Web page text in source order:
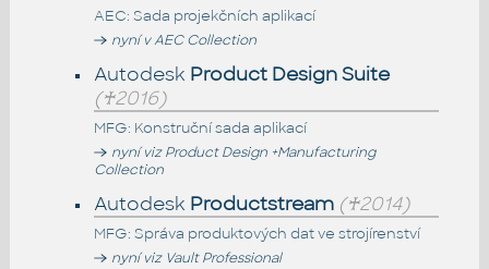
AEC: Sada projekčních aplikací
nyní v AEC Collection
Autodesk Product Design Suite
(♰2016)
MFG: Konstruční sada aplikací
nyní viz Product Design +Manufacturing
Collection
Autodesk Productstream (♰2014)
MFG: Správa produktových dat ve strojírenství
nyní viz Vault Professional